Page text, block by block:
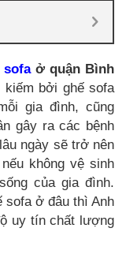
sofaở quận Bình
bởi ghế sofa
gia đình, cũng
gây ra các bệnh
ngày sẽ trở nên
không vệ sinh
của gia đình.
sofa ở đâu thì Anh
uy tín chất lượng